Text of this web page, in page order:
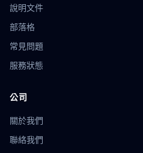
說明文件
部落格
常見問題
服務狀態
公司
關於我們
聯絡我們